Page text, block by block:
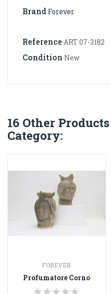
Brand Forever
Reference ART 07-3182
Condition New
16 Other
Category:
FOREVER
Profumatore Corno